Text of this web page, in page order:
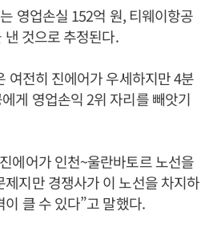
영업손실 152억 원, 티웨이항공
것으로 추정된다.
여전히 진에어가 우세하지만 4분
게 영업손익 2위 자리를 빼앗기
에어가 인천~울란바토르 노선을
지만 경쟁사가 이 노선을 차지하
클 수 있다”고 말했다.